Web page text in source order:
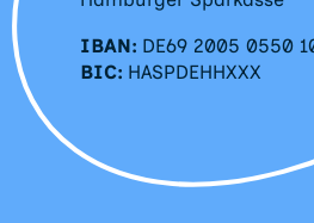
IBAN: DE69 2005 0550
BIC: HASPDEHHXXX